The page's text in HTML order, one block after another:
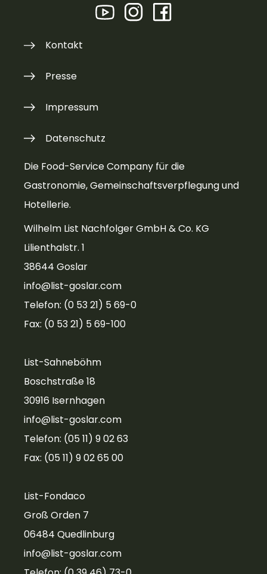
Die Food-Service Company für die
Gastronomie, Gemeinschaftsverpflegung und
Hotellerie.
Wilhelm List Nachfolger GmbH & Co. KG
Lilienthalstr. 1
38644 Goslar
info@list-goslar.com
Telefon: (0 53 21) 5 69-0
Fax: (0 53 21) 5 69-100
List-Sahneböhm
Boschstraße 18
30916 Isernhagen
info@list-goslar.com
Telefon: (05 11) 9 02 63
Fax: (05 11) 9 02 65 00
List-Fondaco
Groß Orden 7
06484 Quedlinburg
info@list-goslar.com
Kontakt
Presse
Impressum
Datenschutz